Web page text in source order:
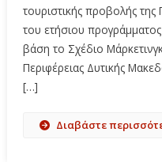
τουριστικής προβολής
του ετήσιου προγράμματος
βάση το Σχέδιο
Περιφέρειας Δυτικής
[…]
Διαβάστε